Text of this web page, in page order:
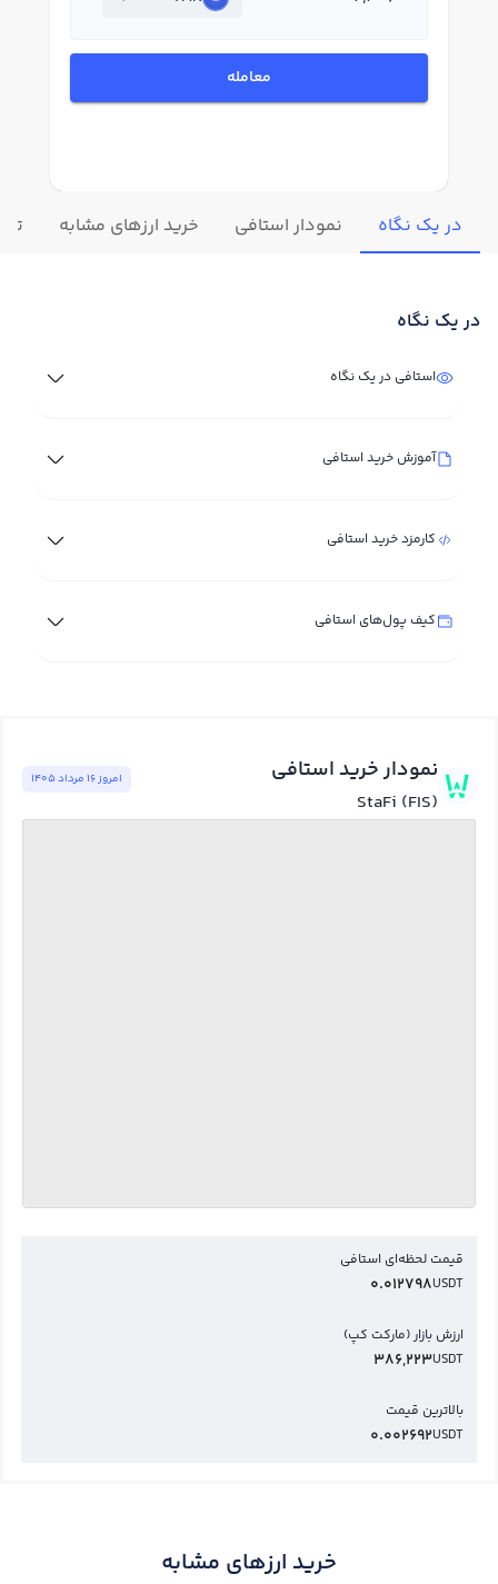
معامله
در یک نگاه نمودار استافی خرید ارزهای مشابه
در یک نگاه
استافی در یک نگاه
آموزش خرید استافی
کارمزد خرید استافی
کیف پول‌های استافی
نمودار خرید استافی
StaFi (FIS)
امروز ١٦ مرداد ١٤٠٥
قیمت لحظه‌ای استافی
USDT
0.012798
ارزش بازار (مارکت کپ)
USDT
386,223
بالاترین قیمت
USDT
0.002692
خرید ارزهای مشابه